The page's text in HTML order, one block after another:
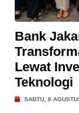
Bank
Lewat
Teknologi
SABTU, 8